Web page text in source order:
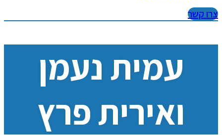
צרו קשר
עמית נעמן
ואירית פרץ